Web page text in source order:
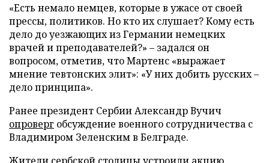
«Есть немало немцев, которые в ужасе от своей
прессы, политиков. Но кто их слушает? Кому есть
дело до уезжающих из Германии немецких
врачей и преподавателей?» – задался он
вопросом, отметив, что Мартенс «выражает
мнение тевтонских элит»: «У них добить русских –
дело принципа».
Ранее президент Сербии Александр Вучич
опроверг обсуждение военного сотрудничества с
Владимиром Зеленским в Белграде.